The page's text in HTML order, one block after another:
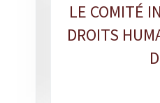
LE COMITÉ
DROITS